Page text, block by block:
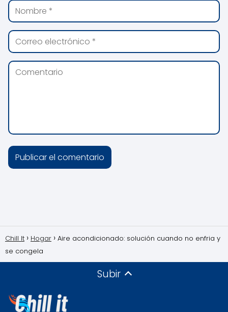
Chill It Hogar
Aire acondicionado: solución cuando no enfria y
se congela
Subir